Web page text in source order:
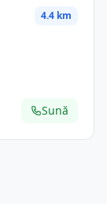
4.4 km
Sună